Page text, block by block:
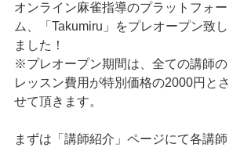
オンライン麻雀指導のプラットフォー
ム、「Takumiru」をプレオープン致し
ました！
※プレオープン期間は、全ての講師の
レッスン費用が特別価格の2000円とさ
せて頂きます。
まずは「講師紹介」ページにて各講師